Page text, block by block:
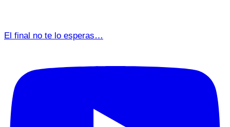
El final no te lo esperas…